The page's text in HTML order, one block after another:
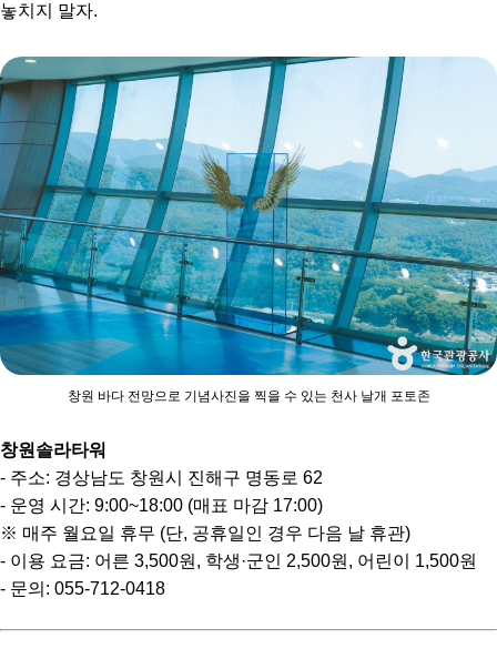
놓치지 말자.
창원 바다 전망으로 기념사진을 찍을 수 있는 천사 날개 포토존
창원솔라타워
- 주소: 경상남도 창원시 진해구 명동로 62
- 운영 시간: 9:00~18:00 (매표 마감 17:00)
※ 매주 월요일 휴무 (단, 공휴일인 경우 다음 날 휴관)
- 이용 요금: 어른 3,500원, 학생·군인 2,500원, 어린이 1,500원
- 문의: 055-712-0418